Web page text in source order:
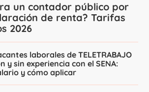
un contador público por
de renta? Tarifas
2026
laborales de TELETRABAJO
y sin experiencia con el SENA:
y cómo aplicar